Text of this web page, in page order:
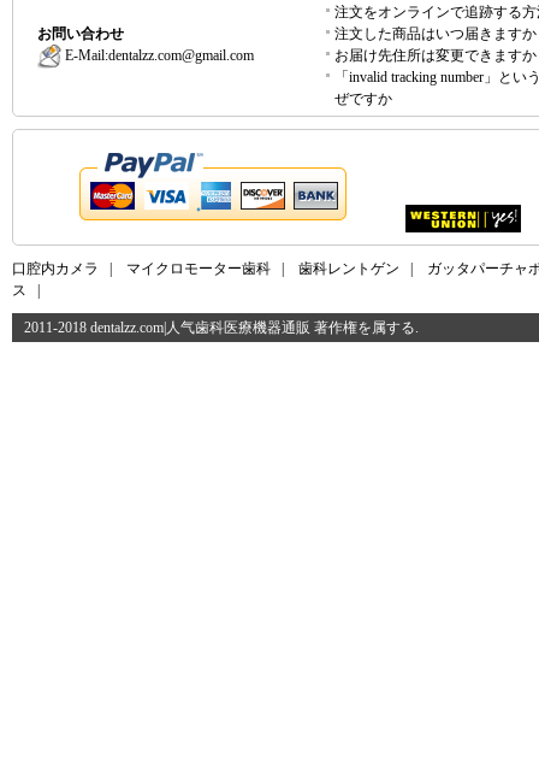
お問い合わせ
E-Mail:dentalzz.com@gmail.com
注文をオンラインで追跡する
注文した商品はいつ届きますか
お届け先住所は変更できますか
「invalid tracking number」とい
ぜですか
口腔内カメラ マイクロモーター歯科 歯科レントゲン
ガッタパーチャ
ス
2011-2018 dentalzz.com|人气歯科医療機器通販 著作権を属する.